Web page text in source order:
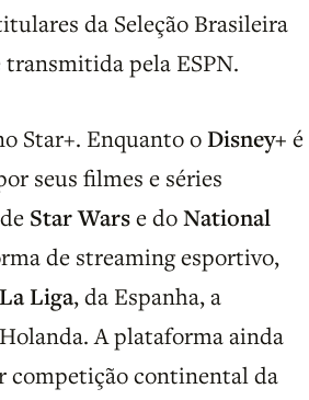
da Seleção Brasileira
transmitida pela ESPN.
Star+. Enquanto oDisney+ é
seus filmes e séries
Star Warse doNational
de streaming esportivo,
La Liga, da Espanha, a
A plataforma ainda
competição continental da